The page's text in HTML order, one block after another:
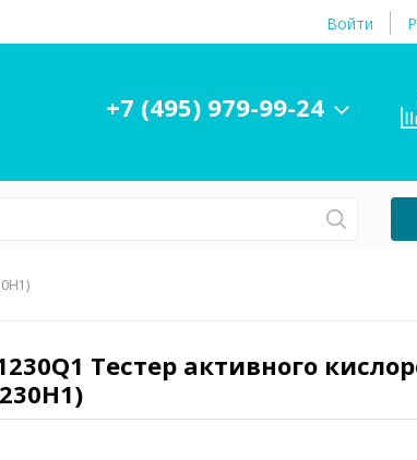
Войти
+7 (495) 979-99-24
для бассейнов
Тестер активного